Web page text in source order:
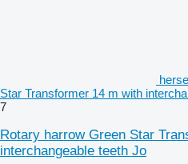
Star Transformer 14 m with
7
Rotary harrow Green Star
interchangeable teeth Jo